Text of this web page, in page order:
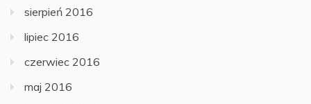
sierpień 2016
lipiec 2016
czerwiec 2016
maj 2016